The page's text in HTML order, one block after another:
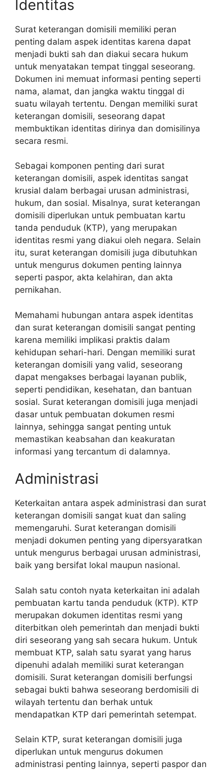
Identitas
Surat keterangan domisili memiliki peran
penting dalam aspek identitas karena dapat
menjadi bukti sah dan diakui secara hukum
untuk menyatakan tempat tinggal seseorang.
Dokumen ini memuat informasi penting seperti
nama, alamat, dan jangka waktu tinggal di
suatu wilayah tertentu. Dengan memiliki surat
keterangan domisili, seseorang dapat
membuktikan identitas dirinya dan domisilinya
secara resmi.
Sebagai komponen penting dari surat
keterangan domisili, aspek identitas sangat
krusial dalam berbagai urusan administrasi,
hukum, dan sosial. Misalnya, surat keterangan
domisili diperlukan untuk pembuatan kartu
tanda penduduk (KTP), yang merupakan
identitas resmi yang diakui oleh negara. Selain
itu, surat keterangan domisili juga dibutuhkan
untuk mengurus dokumen penting lainnya
seperti paspor, akta kelahiran, dan akta
pernikahan.
Memahami hubungan antara aspek identitas
dan surat keterangan domisili sangat penting
karena memiliki implikasi praktis dalam
kehidupan sehari-hari. Dengan memiliki surat
keterangan domisili yang valid, seseorang
dapat mengakses berbagai layanan publik,
seperti pendidikan, kesehatan, dan bantuan
sosial. Surat keterangan domisili juga menjadi
dasar untuk pembuatan dokumen resmi
lainnya, sehingga sangat penting untuk
memastikan keabsahan dan keakuratan
informasi yang tercantum di dalamnya.
Administrasi
Keterkaitan antara aspek administrasi dan surat
keterangan domisili sangat kuat dan saling
memengaruhi. Surat keterangan domisili
menjadi dokumen penting yang dipersyaratkan
untuk mengurus berbagai urusan administrasi,
baik yang bersifat lokal maupun nasional.
Salah satu contoh nyata keterkaitan ini adalah
pembuatan kartu tanda penduduk (KTP). KTP
merupakan dokumen identitas resmi yang
diterbitkan oleh pemerintah dan menjadi bukti
diri seseorang yang sah secara hukum. Untuk
membuat KTP, salah satu syarat yang harus
dipenuhi adalah memiliki surat keterangan
domisili. Surat keterangan domisili berfungsi
sebagai bukti bahwa seseorang berdomisili di
wilayah tertentu dan berhak untuk
mendapatkan KTP dari pemerintah setempat.
Selain KTP, surat keterangan domisili juga
diperlukan untuk mengurus dokumen
administrasi penting lainnya, seperti paspor dan